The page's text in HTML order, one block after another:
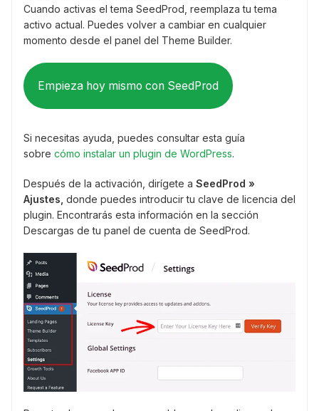
Cuando activas el tema SeedProd, reemplaza tu tema
activo actual. Puedes volver a cambiar en cualquier
momento desde el panel del Theme Builder.
Empieza hoy mismo con SeedProd
Si necesitas ayuda, puedes consultar esta guía
sobre cómo instalar un plugin de WordPress.
Después de la activación, dirígete a SeedProd »
Ajustes, donde puedes introducir tu clave de licencia del
plugin. Encontrarás esta información en la sección
Descargas de tu panel de cuenta de SeedProd.